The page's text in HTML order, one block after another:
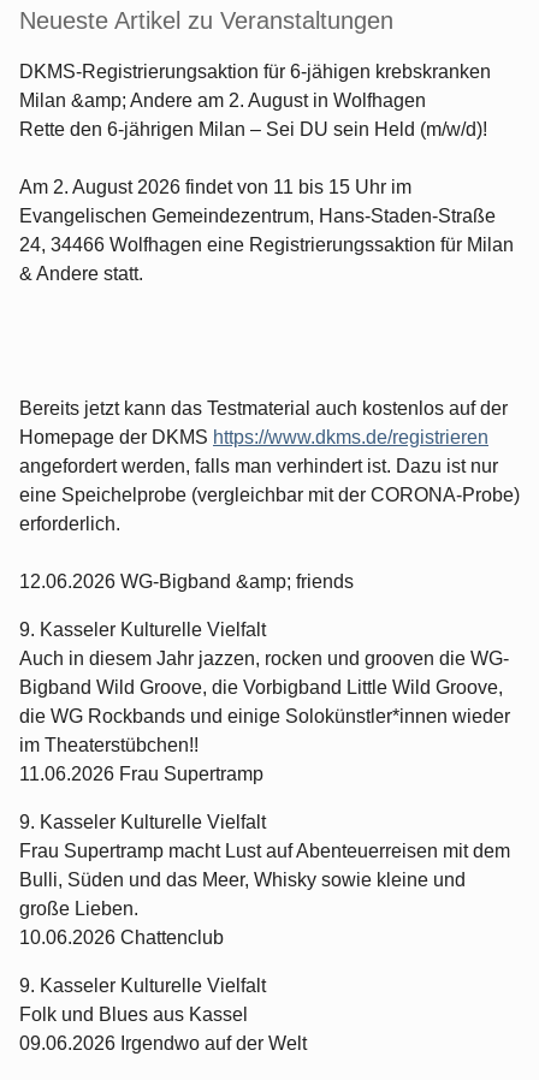
Neueste Artikel zu Veranstaltungen
DKMS-Registrierungsaktion für 6-jähigen krebskranken
Milan &amp; Andere am 2. August in Wolfhagen
Rette den 6-jährigen Milan – Sei DU sein Held (m/w/d)!
Am 2. August 2026 findet von 11 bis 15 Uhr im
Evangelischen Gemeindezentrum, Hans-Staden-Straße
24, 34466 Wolfhagen eine Registrierungssaktion für Milan
& Andere statt.
Bereits jetzt kann das Testmaterial auch kostenlos auf der
Homepage der DKMS https://www.dkms.de/registrieren
angefordert werden, falls man verhindert ist. Dazu ist nur
eine Speichelprobe (vergleichbar mit der CORONA-Probe)
erforderlich.
12.06.2026 WG-Bigband &amp; friends
9. Kasseler Kulturelle Vielfalt
Auch in diesem Jahr jazzen, rocken und grooven die WG-
Bigband Wild Groove, die Vorbigband Little Wild Groove,
die WG Rockbands und einige Solokünstler*innen wieder
im Theaterstübchen!!
11.06.2026 Frau Supertramp
9. Kasseler Kulturelle Vielfalt
Frau Supertramp macht Lust auf Abenteuerreisen mit dem
Bulli, Süden und das Meer, Whisky sowie kleine und
große Lieben.
10.06.2026 Chattenclub
9. Kasseler Kulturelle Vielfalt
Folk und Blues aus Kassel
09.06.2026 Irgendwo auf der Welt